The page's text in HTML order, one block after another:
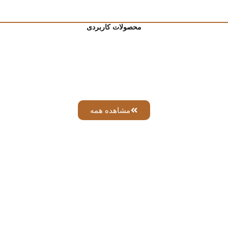
محصولات کاربردی
مشاهده همه